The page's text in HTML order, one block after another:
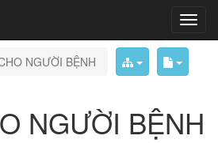
NGƯỜI BỆNH
NGƯỜI BỆNH